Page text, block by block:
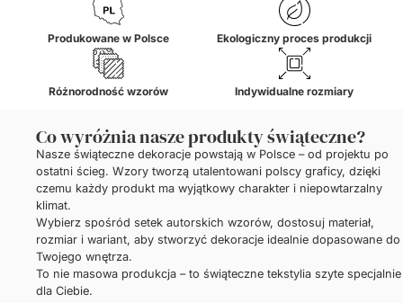
Produkowane w Polsce Ekologiczny proces produkcji
Różnorodność wzorów Indywidualne rozmiary
Co wyróżnia nasze produkty świąteczne?
Nasze świąteczne dekoracje powstają w Polsce – od projektu po
ostatni ścieg. Wzory tworzą utalentowani polscy graficy, dzięki
czemu każdy produkt ma wyjątkowy charakter i niepowtarzalny
klimat.
Wybierz spośród setek autorskich wzorów, dostosuj materiał,
rozmiar i wariant, aby stworzyć dekoracje idealnie dopasowane do
Twojego wnętrza.
To nie masowa produkcja – to świąteczne tekstylia szyte specjalnie
dla Ciebie.